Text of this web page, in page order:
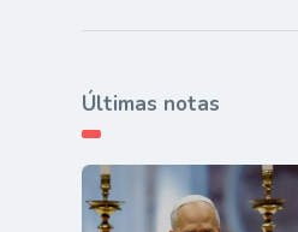
Últimas notas